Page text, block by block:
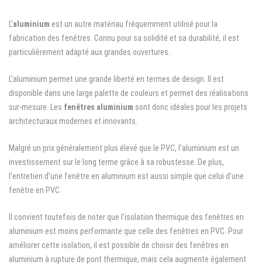
L’aluminium est un autre matériau fréquemment utilisé pour la
fabrication des fenêtres. Connu pour sa solidité et sa durabilité, il est
particulièrement adapté aux grandes ouvertures.
L’aluminium permet une grande liberté en termes de design. Il est
disponible dans une large palette de couleurs et permet des réalisations
sur-mesure. Les fenêtres aluminium sont donc idéales pour les projets
architecturaux modernes et innovants.
Malgré un prix généralement plus élevé que le PVC, l’aluminium est un
investissement sur le long terme grâce à sa robustesse. De plus,
l’entretien d’une fenêtre en aluminium est aussi simple que celui d’une
fenêtre en PVC.
Il convient toutefois de noter que l’isolation thermique des fenêtres en
aluminium est moins performante que celle des fenêtres en PVC. Pour
améliorer cette isolation, il est possible de choisir des fenêtres en
aluminium à rupture de pont thermique, mais cela augmente également